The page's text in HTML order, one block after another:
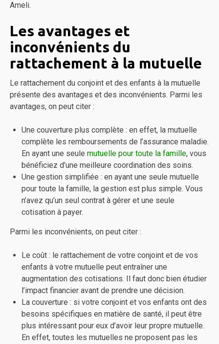
Ameli.
Les avantages et
inconvénients du
rattachement à la mutuelle
Le rattachement du conjoint et des enfants à la mutuelle
présente des avantages et des inconvénients. Parmi les
avantages, on peut citer :
Une couverture plus complète : en effet, la mutuelle
complète les remboursements de l’assurance maladie.
En ayant une seule mutuelle pour toute la famille, vous
bénéficiez d’une meilleure coordination des soins.
Une gestion simplifiée : en ayant une seule mutuelle
pour toute la famille, la gestion est plus simple. Vous
n’avez qu’un seul contrat à gérer et une seule
cotisation à payer.
Parmi les inconvénients, on peut citer :
Le coût : le rattachement de votre conjoint et de vos
enfants à votre mutuelle peut entraîner une
augmentation des cotisations. Il faut donc bien étudier
l’impact financier avant de prendre une décision.
La couverture : si votre conjoint et vos enfants ont des
besoins spécifiques en matière de santé, il peut être
plus intéressant pour eux d’avoir leur propre mutuelle.
En effet, toutes les mutuelles ne proposent pas les